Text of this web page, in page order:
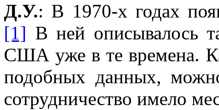
Д.У.: В 1970-х годах
[1] В ней описывалось
США уже в те времена.
подобных данных,
сотрудничество имело